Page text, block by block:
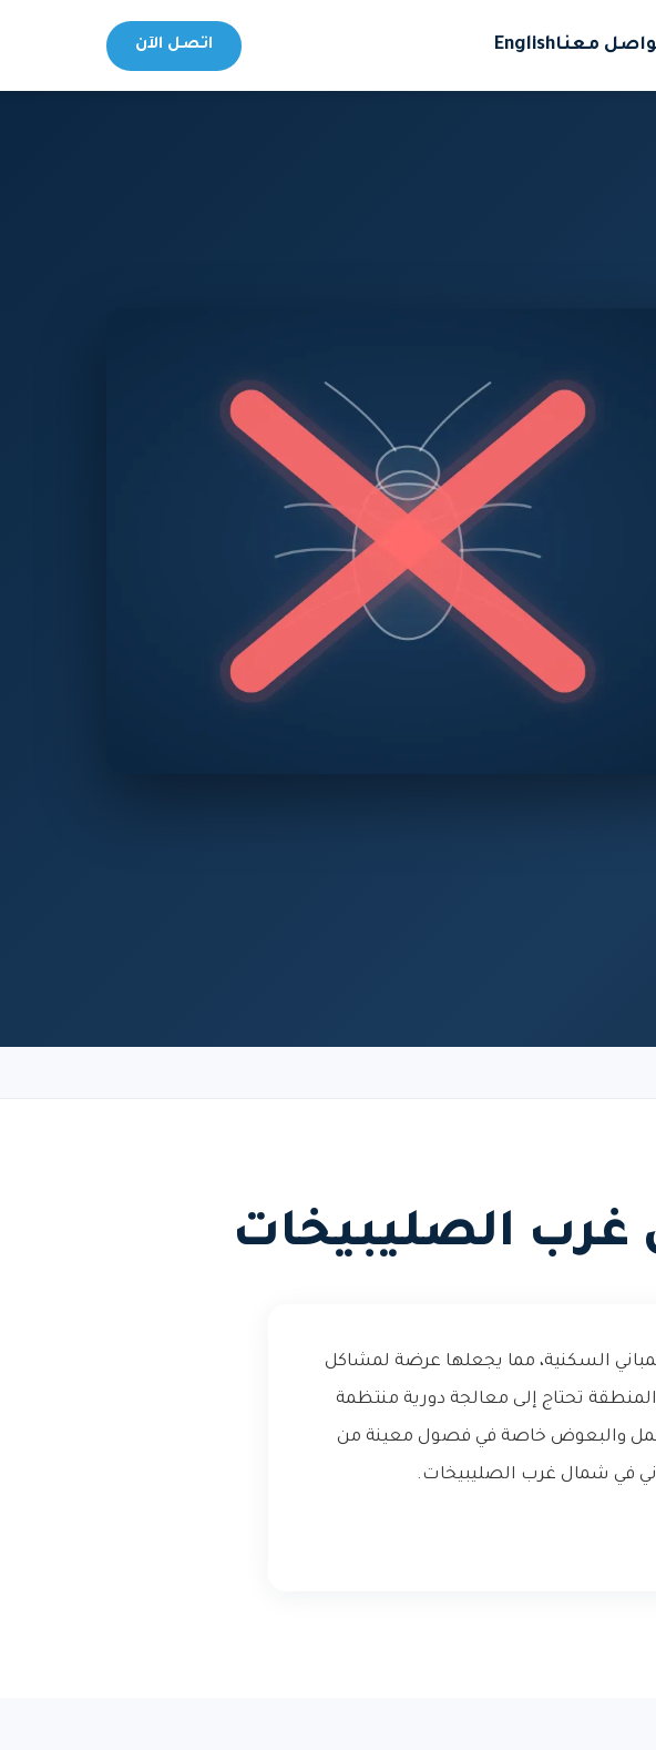
معناEnglish اتصل الآن
الصليبيخات
السكنية، مما يجعلها عرضة لمشاكل
تحتاج إلى معالجة دورية منتظمة
والبعوض خاصة في فصول معينة من
في شمال غرب الصليبيخات.